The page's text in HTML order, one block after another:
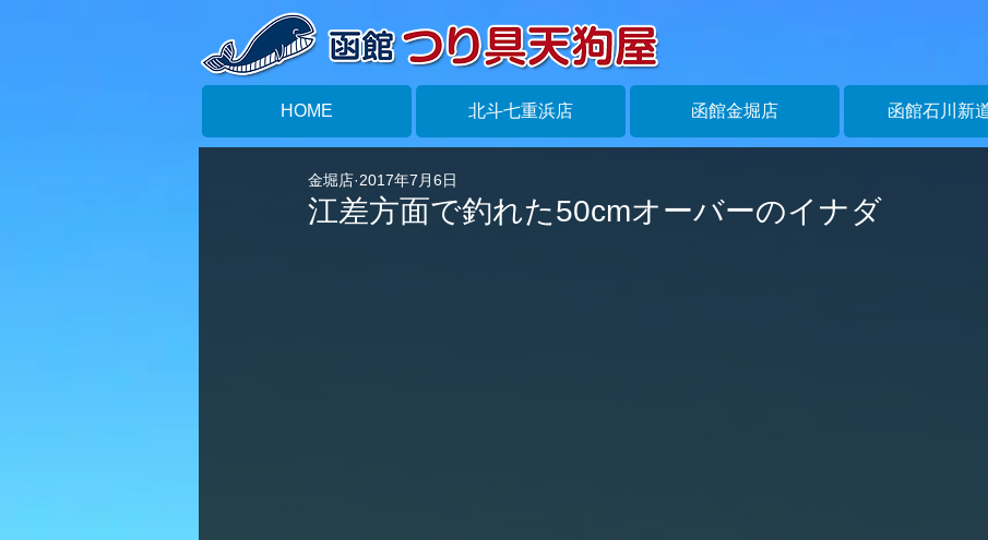
HOME 北斗七重浜店 函館金堀店 函館石川新
江差方面で釣れた50cmオーバーのイナダ
金堀店 2017年7月6日